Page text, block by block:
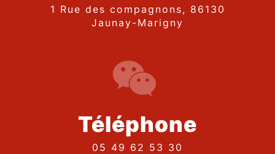
1 Rue des compagnons, 86130
Jaunay-Marigny
Téléphone
05 49 62 53 30